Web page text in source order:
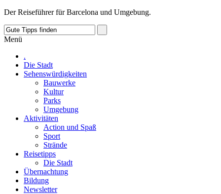
Der Reiseführer für Barcelona und Umgebung.
Menü
.
Die Stadt
Sehenswürdigkeiten
Bauwerke
Kultur
Parks
Umgebung
Aktivitäten
Action und Spaß
Sport
Strände
Reisetipps
Die Stadt
Übernachtung
Bildung
Newsletter